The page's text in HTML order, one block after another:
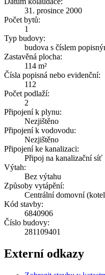
31. prosince 2000
Počet bytů:
1
Typ budovy:
budova s číslem
Zastavěná plocha:
114 m²
Čísla popisná nebo evidenční:
112
Počet podlaží:
2
Připojení k plynu:
Nezjištěno
Připojení k vodovodu:
Nezjištěno
Připojení ke kanalizaci:
Připoj na kanalizační síť
Výtah:
Bez výtahu
Způsoby vytápění:
Centrální domovní
Kód stavby:
6840906
Číslo budovy:
281109401
Externí odkazy